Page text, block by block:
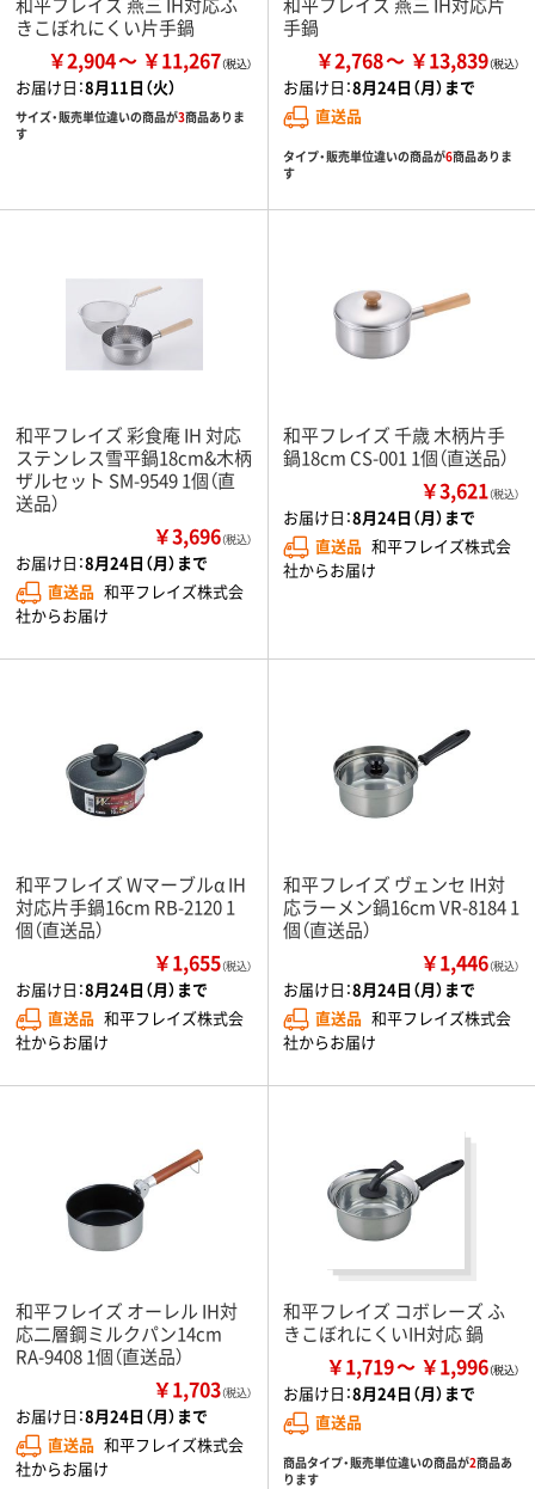
きこぼれにくい片手鍋
￥2,904 ￥11,267
お届け日：8月11日（火）
サイズ・販売単位違いの商品が3商品ありま
す
手鍋
￥2,768 ￥13,839
お届け日：8月24日（月）まで
直送品
タイプ・販売単位違いの商品が6商品ありま
す
和平フレイズ 彩食庵 IH 対応
ステンレス雪平鍋18cm&木柄
ザルセット SM-9549 1個（直
送品）
￥3,696（税込）
お届け日：8月24日（月）まで
直送品 和平フレイズ株式会
社からお届け
和平フレイズ 千歳 木柄片手
鍋18cm CS-001 1個（直送品）
￥3,621（税込）
お届け日：8月24日（月）まで
直送品 和平フレイズ株式会
社からお届け
和平フレイズ Wマーブルα IH
対応片手鍋16cm RB-2120 1
個（直送品）
￥1,655（税込）
お届け日：8月24日（月）まで
直送品 和平フレイズ株式会
社からお届け
和平フレイズ ヴェンセ IH対
応ラーメン鍋16cm VR-8184 1
個（直送品）
￥1,446（税込）
お届け日：8月24日（月）まで
直送品 和平フレイズ株式会
社からお届け
和平フレイズ オーレル IH対
応二層鋼ミルクパン14cm
RA-9408 1個（直送品）
￥1,703（税込）
お届け日：8月24日（月）まで
直送品 和平フレイズ株式会
社からお届け
和平フレイズ コボレーズ ふ
きこぼれにくいIH対応 鍋
￥1,719 ￥1,996
お届け日：8月24日（月）まで
直送品
商品タイプ・販売単位違いの商品が2商品あ
ります